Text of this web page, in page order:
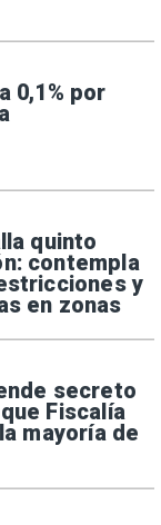
0,1% por
quinto
contempla
y
en zonas
secreto
Fiscalía
mayoría de